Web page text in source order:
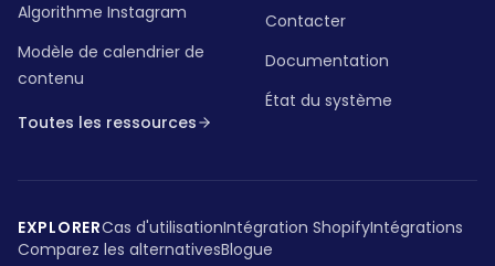
Algorithme Instagram
Modèle de calendrier de
contenu
Toutes les ressources
Contacter
Documentation
État du système
EXPLORERCas d'utilisationIntégration ShopifyIntégrations
Comparez les alternativesBlogue